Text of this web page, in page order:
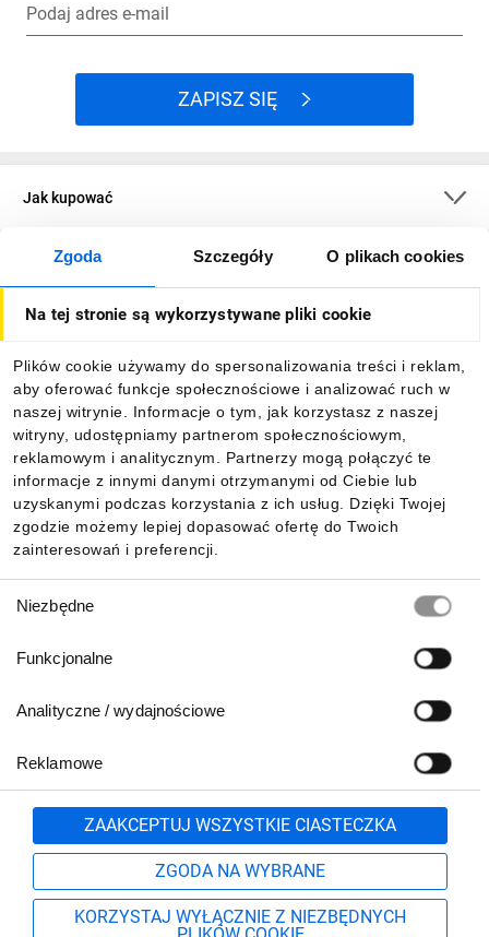
Zgoda Szczegóły O plikach cookies
Na tej stronie są wykorzystywane pliki cookie
Plików cookie używamy do spersonalizowania treści i reklam,
aby oferować funkcje społecznościowe i analizować ruch w
naszej witrynie. Informacje o tym, jak korzystasz z naszej
witryny, udostępniamy partnerom społecznościowym,
reklamowym i analitycznym. Partnerzy mogą połączyć te
informacje z innymi danymi otrzymanymi od Ciebie lub
uzyskanymi podczas korzystania z ich usług. Dzięki Twojej
zgodzie możemy lepiej dopasować ofertę do Twoich
zainteresowań i preferencji.
zgody
Niezbędne
Funkcjonalne
Analityczne / wydajnościowe
Reklamowe
ZAAKCEPTUJ WSZYSTKIE CIASTECZKA
ZGODA NA WYBRANE
KORZYSTAJ WYŁĄCZNIE Z NIEZBĘDNYCH
Podaj adres e-mail
ZAPISZ SIĘ
Jak kupować
O firmie
Informacje
Pobierz naszą aplikację mobilną:
801 500 700 lub
71 37 61 600
Formularz kontaktowy